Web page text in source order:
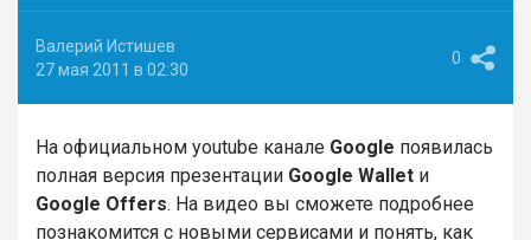
Валерий Истишев
27 мая 2011 в 02:30
0
На официальном youtube канале Google появилась
полная версия презентации Google Wallet и
Google Offers. На видео вы сможете подробнее
познакомится с новыми сервисами и понять, как